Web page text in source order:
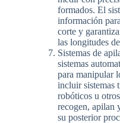
formados. El
información
corte y
las longitudes
Sistemas de
sistemas
para manipular
incluir sistemas
robóticos u
recogen, apilan
su posterior